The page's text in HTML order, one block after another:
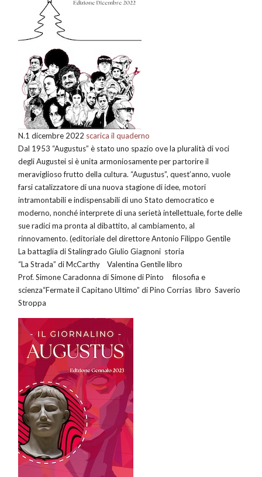
N.1 dicembre 2022 scarica il quaderno
Dal 1953 “Augustus” è stato uno spazio ove la pluralità di voci
degli Augustei si è unita armoniosamente per partorire il
meraviglioso frutto della cultura. “Augustus”, quest’anno, vuole
farsi catalizzatore di una nuova stagione di idee, motori
intramontabili e indispensabili di uno Stato democratico e
moderno, nonché interprete di una serietà intellettuale, forte delle
sue radici ma pronta al dibattito, al cambiamento, al
rinnovamento. (editoriale del direttore Antonio Filippo Gentile
La battaglia di Stalingrado Giulio Giagnoni storia
“La Strada” di McCarthy Valentina Gentile libro
Prof. Simone Caradonna di Simone di Pinto filosofia e
scienza“Fermate il Capitano Ultimo” di Pino Corrias libro Saverio
Stroppa